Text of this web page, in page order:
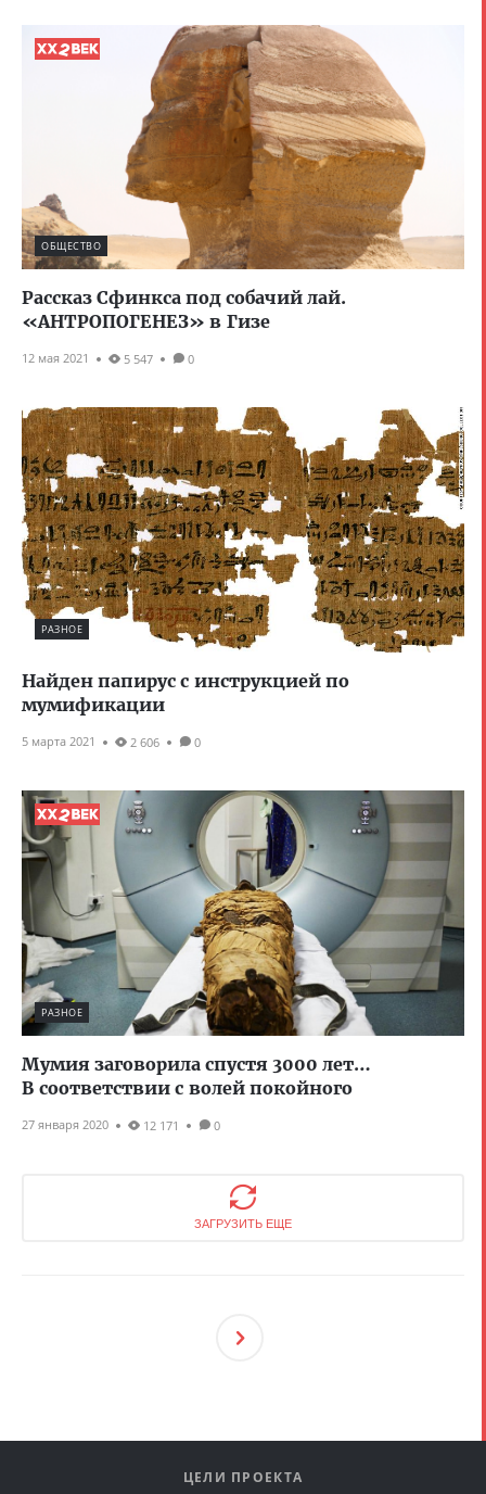
ОБЩЕСТВО
Рассказ Сфинкса под собачий лай.
«АНТРОПОГЕНЕЗ» в Гизе
12 мая 2021 5 547 0
РАЗНОЕ
Найден папирус с инструкцией по
мумификации
5 марта 2021 2 606 0
РАЗНОЕ
Мумия заговорила спустя 3000 лет…
В соответствии с волей покойного
27 января 2020 12 171 0
ЗАГРУЗИТЬ ЕЩЕ
Ующ
ЦЕЛИ ПРОЕКТА